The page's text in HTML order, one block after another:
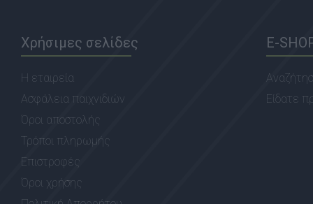
Χρήσιμες σελίδες
Η εταιρεία
Ασφάλεια παιχνιδιών
Όροι αποστολής
Τρόποι πληρωμής
Επιστροφές
Όροι χρήσης
E-
Είδατε